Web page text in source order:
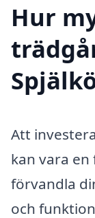
Hur
Att
kan vara
förvandla
och